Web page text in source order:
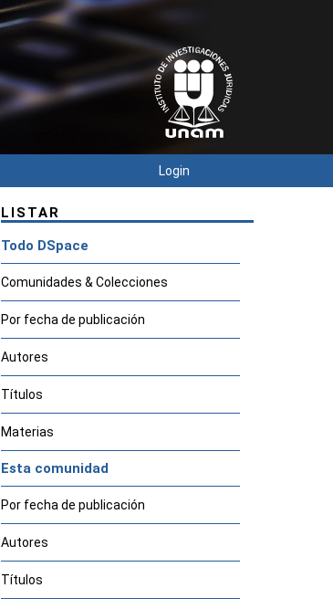
Login
LISTAR
Todo DSpace
Comunidades & Colecciones
Por fecha de publicación
Autores
Títulos
Materias
Esta comunidad
Por fecha de publicación
Autores
Títulos